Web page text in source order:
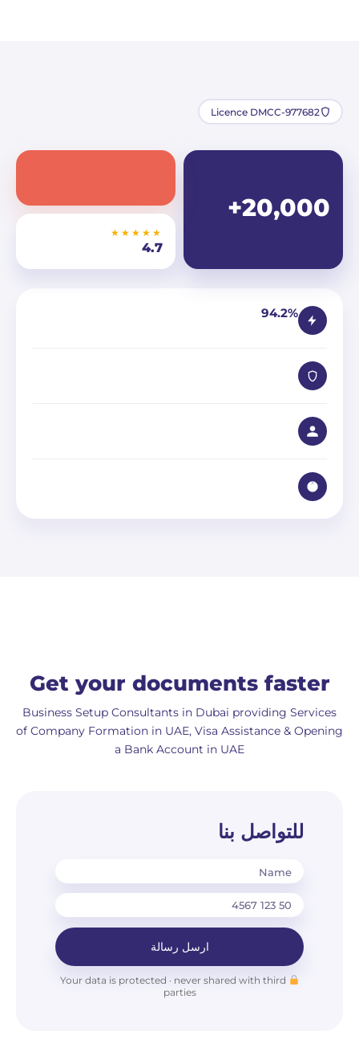
Licence DMCC-977682
20,000+
★★★★★
4.7
94.2%
Get your documents faster
Business Setup Consultants in Dubai providing Services
of Company Formation in UAE, Visa Assistance & Opening
a Bank Account in UAE
للتواصل بنا
Name
ارسل رسالة
Your data is protected · never shared with third
parties